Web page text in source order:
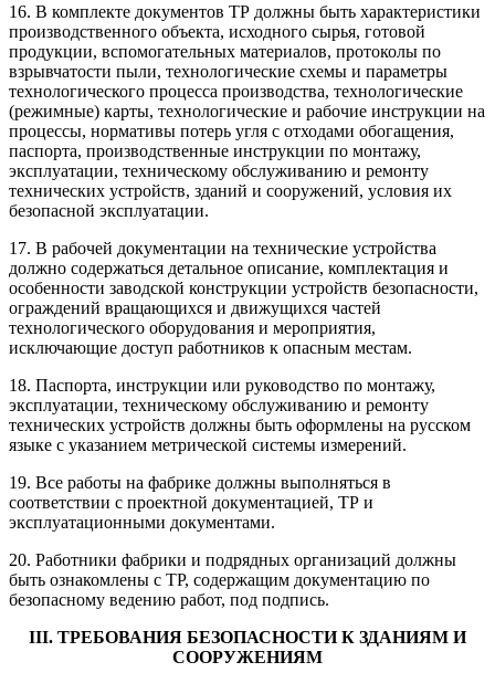
16. В комплекте документов ТР должны быть характеристики
производственного объекта, исходного сырья, готовой
продукции, вспомогательных материалов, протоколы по
взрывчатости пыли, технологические схемы и параметры
технологического процесса производства, технологические
(режимные) карты, технологические и рабочие инструкции на
процессы, нормативы потерь угля с отходами обогащения,
паспорта, производственные инструкции по монтажу,
эксплуатации, техническому обслуживанию и ремонту
технических устройств, зданий и сооружений, условия их
безопасной эксплуатации.
17. В рабочей документации на технические устройства
должно содержаться детальное описание, комплектация и
особенности заводской конструкции устройств безопасности,
ограждений вращающихся и движущихся частей
технологического оборудования и мероприятия,
исключающие доступ работников к опасным местам.
18. Паспорта, инструкции или руководство по монтажу,
эксплуатации, техническому обслуживанию и ремонту
технических устройств должны быть оформлены на русском
языке с указанием метрической системы измерений.
19. Все работы на фабрике должны выполняться в
соответствии с проектной документацией, ТР и
эксплуатационными документами.
20. Работники фабрики и подрядных организаций должны
быть ознакомлены с ТР, содержащим документацию по
безопасному ведению работ, под подпись.
III. ТРЕБОВАНИЯ БЕЗОПАСНОСТИ К ЗДАНИЯМ И
СООРУЖЕНИЯМ